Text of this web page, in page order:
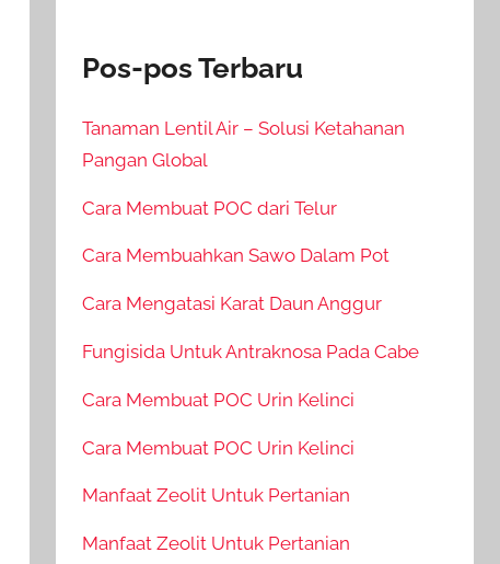
Pos-pos Terbaru
Tanaman Lentil Air – Solusi Ketahanan
Pangan Global
Cara Membuat POC dari Telur
Cara Membuahkan Sawo Dalam Pot
Cara Mengatasi Karat Daun Anggur
Fungisida Untuk Antraknosa Pada Cabe
Cara Membuat POC Urin Kelinci
Cara Membuat POC Urin Kelinci
Manfaat Zeolit Untuk Pertanian
Manfaat Zeolit Untuk Pertanian